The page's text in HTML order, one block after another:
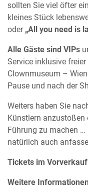
sollten Sie viel öfter
kleines Stück
oder „All you need is
Alle Gäste sind VIPs
Service inklusive
Clownmuseum –
Pause und nach der
Weiters haben Sie
Künstlern anzustoßen
Führung zu machen …
natürlich auch
Tickets im Vorverkauf
Weitere Informationen